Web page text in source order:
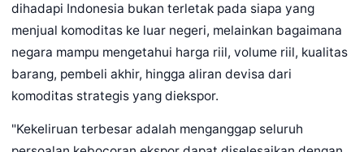
dihadapi Indonesia bukan terletak pada siapa yang
menjual komoditas ke luar negeri, melainkan bagaimana
negara mampu mengetahui harga riil, volume riil, kualitas
barang, pembeli akhir, hingga aliran devisa dari
komoditas strategis yang diekspor.
"Kekeliruan terbesar adalah menganggap seluruh